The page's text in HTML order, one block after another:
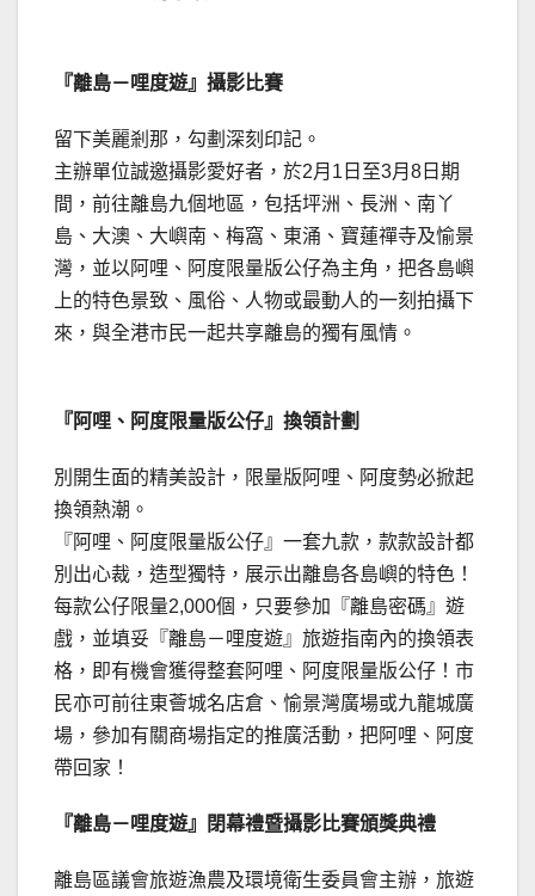
『離島－哩度遊』攝影比賽
留下美麗剎那，勾劃深刻印記。
主辦單位誠邀攝影愛好者，於2月1日至3月8日期
間，前往離島九個地區，包括坪洲、長洲、南丫
島、大澳、大嶼南、梅窩、東涌、寶蓮禪寺及愉景
灣，並以阿哩、阿度限量版公仔為主角，把各島嶼
上的特色景致、風俗、人物或最動人的一刻拍攝下
來，與全港市民一起共享離島的獨有風情。
『阿哩、阿度限量版公仔』換領計劃
別開生面的精美設計，限量版阿哩、阿度勢必掀起
換領熱潮。
『阿哩、阿度限量版公仔』一套九款，款款設計都
別出心裁，造型獨特，展示出離島各島嶼的特色！
每款公仔限量2,000個，只要參加『離島密碼』遊
戲，並填妥『離島－哩度遊』旅遊指南內的換領表
格，即有機會獲得整套阿哩、阿度限量版公仔！市
民亦可前往東薈城名店倉、愉景灣廣場或九龍城廣
場，參加有關商場指定的推廣活動，把阿哩、阿度
帶回家！
『離島－哩度遊』閉幕禮暨攝影比賽頒獎典禮
離島區議會旅遊漁農及環境衛生委員會主辦，旅遊